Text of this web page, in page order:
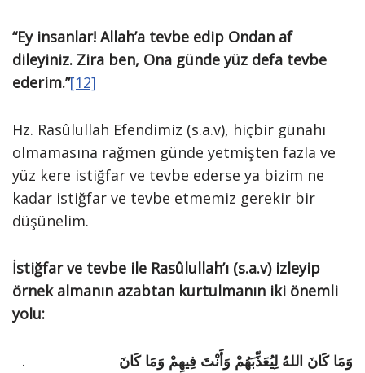
“Ey insanlar! Allah’a tevbe edip Ondan af
dileyiniz. Zira ben, Ona günde yüz defa tevbe
ederim.”[12]
Hz. Rasûlullah Efendimiz (s.a.v), hiçbir günahı
olmamasına rağmen günde yetmişten fazla ve
yüz kere istiğfar ve tevbe ederse ya bizim ne
kadar istiğfar ve tevbe etmemiz gerekir bir
düşünelim.
İstiğfar ve tevbe ile Rasûlullah’ı (s.a.v) izleyip
örnek almanın azabtan kurtulmanın iki önemli
yolu:
. وَمَا كَانَ اللهُ لِيُعَذِّبَهُمْ وَأَنْتَ فِيهِمْ وَمَا كَانَ